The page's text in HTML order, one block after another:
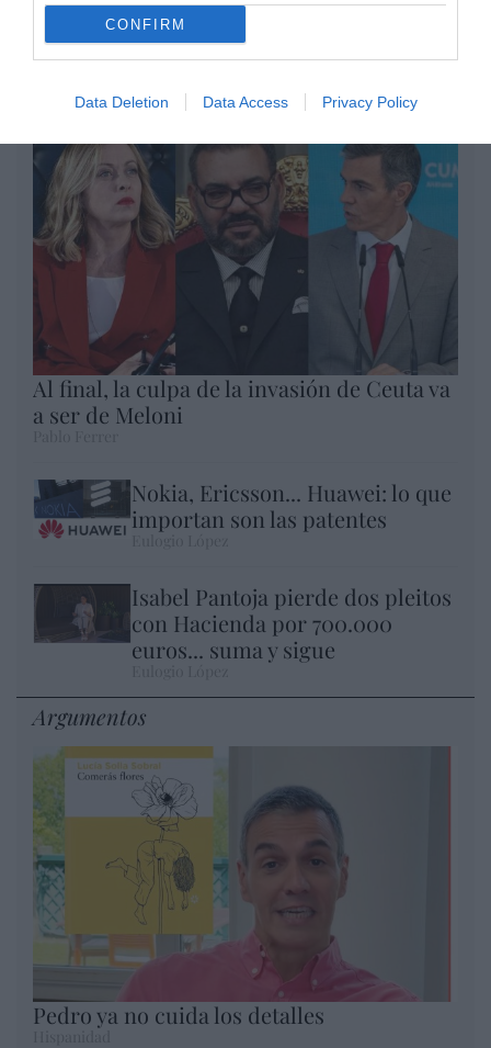
CONFIRM
Data Deletion Data Access Privacy Policy
Opinión
Enormes minucias
por Pablo Ferrer
Al final, la culpa de la invasión de Ceuta va
a ser de Meloni
Nokia, Ericsson... Huawei: lo que
importan son las patentes
Isabel Pantoja pierde dos pleitos
con Hacienda por 700.000
euros... suma y sigue
Argumentos
Pedro ya no cuida los detalles